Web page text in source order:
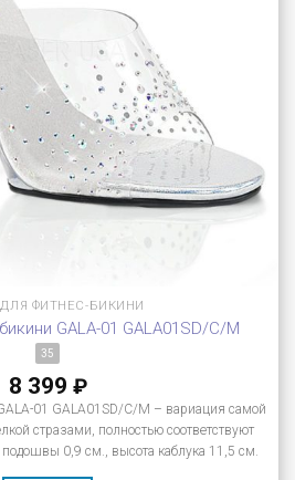
ФИТНЕС-БИКИНИ
GALA-01 GALA01SD/C/M
35
8 399 ₽
01 GALA01SD/C/M – вариация самой
стразами, полностью соответствуют
0,9 см., высота каблука 11,5 см.